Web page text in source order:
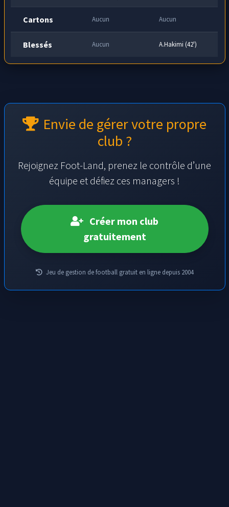
Cartons Aucun Aucun
Blessés Aucun A.Hakimi (42')
Envie de gérer votre propre
club ?
Rejoignez Foot-Land, prenez le contrôle d’une
équipe et défiez ces managers !
Créer mon club
gratuitement
Jeu de gestion de football gratuit en ligne depuis 2004